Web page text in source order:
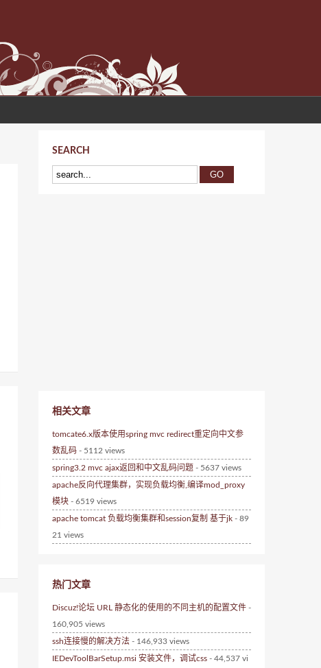
SEARCH
相关文章
tomcate6.x版本使用spring mvc redirect重定向中文参
数乱码 - 5112 views
spring3.2 mvc ajax返回和中文乱码问题 - 5637 views
apache反向代理集群，实现负载均衡,编译mod_proxy
模块 - 6519 views
apache tomcat 负载均衡集群和session复制 基于jk - 89
21 views
热门文章
Discuz!论坛 URL 静态化的使用的不同主机的配置文件 -
160,905 views
ssh连接慢的解决方法 - 146,933 views
IEDevToolBarSetup.msi 安装文件，调试css - 44,537 vi